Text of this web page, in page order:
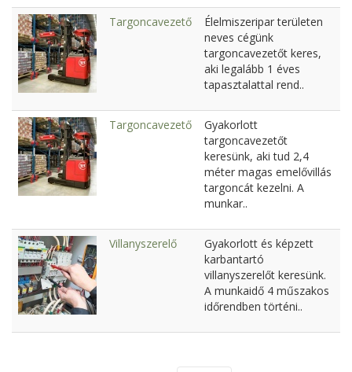
Targoncavezető
Élelmiszeripar területen
neves cégünk
targoncavezetőt keres,
aki legalább 1 éves
tapasztalattal rend..
Targoncavezető
Gyakorlott
targoncavezetőt
keresünk, aki tud 2,4
méter magas emelővillás
targoncát kezelni. A
munkar..
Villanyszerelő
Gyakorlott és képzett
karbantartó
villanyszerelőt keresünk.
A munkaidő 4 műszakos
időrendben történi..